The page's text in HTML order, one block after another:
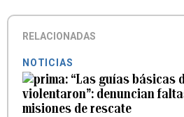
RELACIONADAS
NOTICIAS
“Las guías básicas
violentaron”: denuncian
misiones de rescate